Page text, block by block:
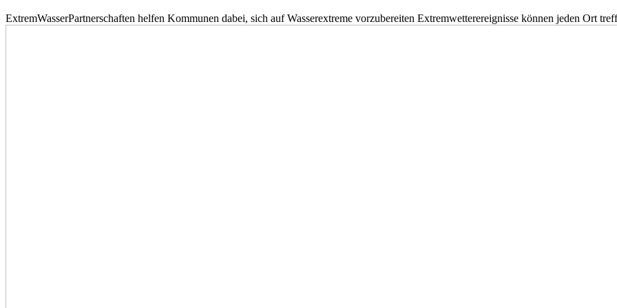
ExtremWasserPartnerschaften helfen Kommunen dabei, sich auf Wasserextreme vorzubereiten Extremwetterereignisse können jeden Ort